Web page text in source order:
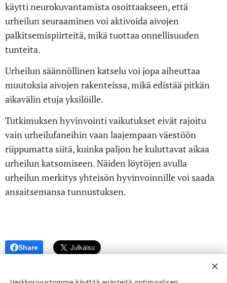
käytti neurokuvantamista osoittaakseen, että
urheilun seuraaminen voi aktivoida aivojen
palkitsemispiirteitä, mikä tuottaa onnellisuuden
tunteita.
Urheilun säännöllinen katselu voi jopa aiheuttaa
muutoksia aivojen rakenteissa, mikä edistää pitkän
aikavälin etuja yksilöille.
Tutkimuksen hyvinvointi vaikutukset eivät rajoitu
vain urheilufaneihin vaan laajempaan väestöön
riippumatta siitä, kuinka paljon he kuluttavat aikaa
urheilun katsomiseen. Näiden löytöjen avulla
urheilun merkitys yhteisön hyvinvoinnille voi saada
ansaitsemansa tunnustuksen.
Share